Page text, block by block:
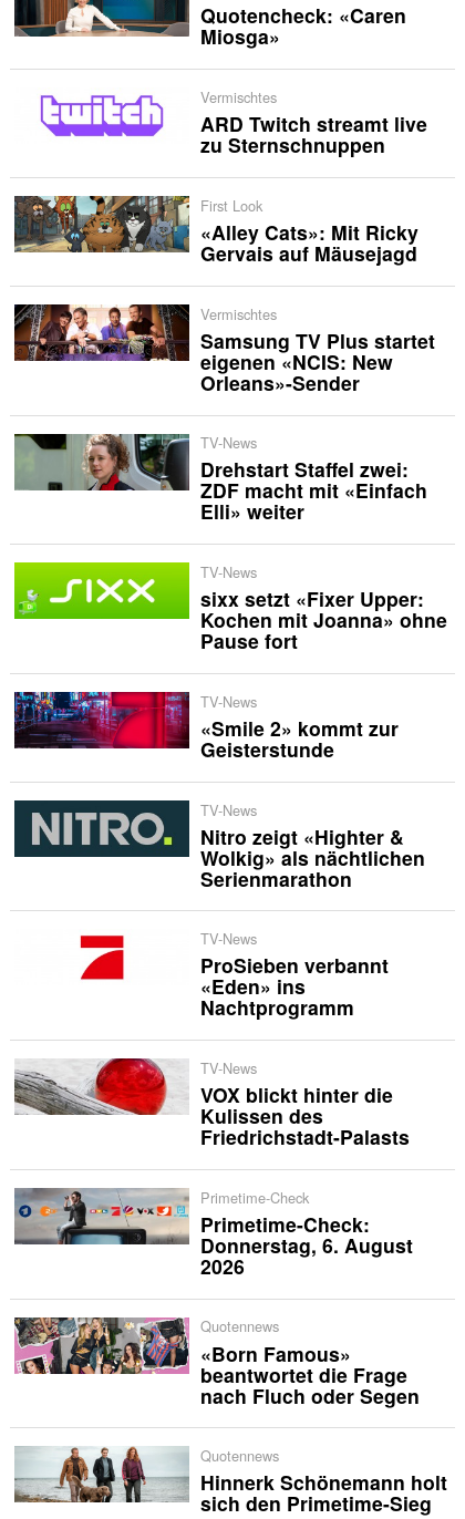
Quotencheck: «Caren
Miosga»
Vermischtes
ARD Twitch streamt live
zu Sternschnuppen
First Look
«Alley Cats»: Mit Ricky
Gervais auf Mäusejagd
Vermischtes
Samsung TV Plus startet
eigenen «NCIS: New
Orleans»-Sender
TV-News
Drehstart Staffel zwei:
ZDF macht mit «Einfach
Elli» weiter
TV-News
sixx setzt «Fixer Upper:
Kochen mit Joanna» ohne
Pause fort
TV-News
«Smile 2» kommt zur
Geisterstunde
TV-News
Nitro zeigt «Highter &
Wolkig» als nächtlichen
Serienmarathon
TV-News
ProSieben verbannt
«Eden» ins
Nachtprogramm
TV-News
VOX blickt hinter die
Kulissen des
Friedrichstadt-Palasts
Primetime-Check
Primetime-Check:
Donnerstag, 6. August
2026
Quotennews
«Born Famous»
beantwortet die Frage
nach Fluch oder Segen
Quotennews
Hinnerk Schönemann holt
sich den Primetime-Sieg